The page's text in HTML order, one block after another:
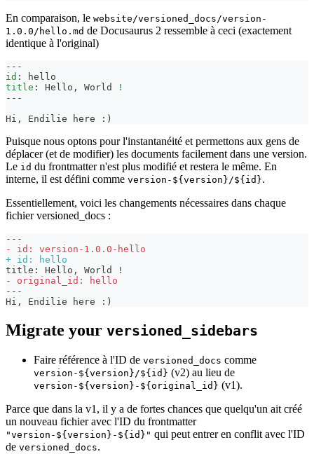
En comparaison, le website/versioned_docs/version-
1.0.0/hello.md de Docusaurus 2 ressemble à ceci (exactement
identique à l'original)
---
id :
hello
title : Hello , World
!
---
Hi, Endilie here :)
Puisque nous optons pour l'instantanéité et permettons aux gens de
déplacer (et de modifier) les documents facilement dans une version.
Le id du frontmatter n'est plus modifié et restera le même. En
interne, il est défini comme version-${version}/${id}.
Essentiellement, voici les changements nécessaires dans chaque
fichier versioned_docs :
---
-
id: version-1.0.0-hello
+ id: hello
title: Hello, World !
-
original_id: hello
---
Hi, Endilie here :)
Migrate your versioned_sidebars
Faire référence à l'ID de versioned_docs comme
version-${version}/${id} (v2) au lieu de
version-${version}-${original_id} (v1).
Parce que dans la v1, il y a de fortes chances que quelqu'un ait créé
un nouveau fichier avec l'ID du frontmatter
"version-${version}-${id}" qui peut entrer en conflit avec l'ID
de versioned_docs.